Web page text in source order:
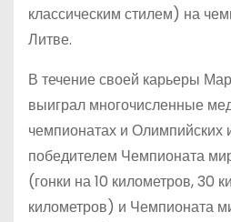
классическим стилем) на
Литве.
В течение своей карьеры
выиграл многочисленные
чемпионатах и Олимпийских
победителем Чемпионата
(гонки на 10 километров, 30
километров) и Чемпионата